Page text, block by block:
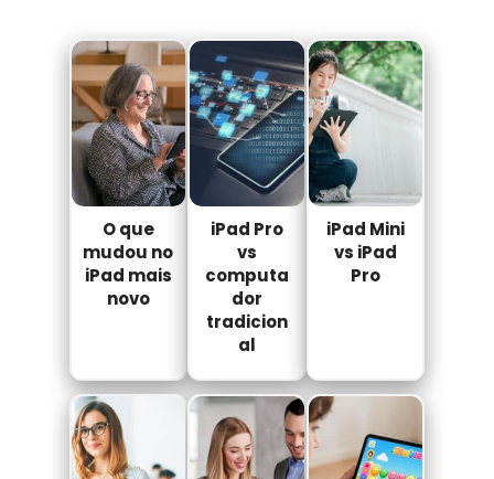
O que
mudou no
iPad mais
novo
iPad Pro
vs
computa
dor
tradicion
al
iPad Mini
vs iPad
Pro